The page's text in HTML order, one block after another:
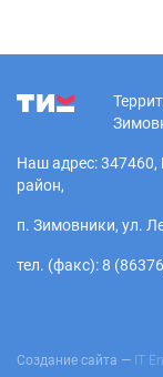
Наш адрес: 347460,
район,
п. Зимовники, ул.
тел. (факс): 8
Создание сайта — IT